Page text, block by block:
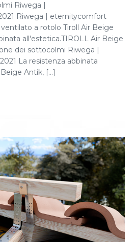
Riwega |
Riwega | eternitycomfort
a rotolo Tiroll Air Beige
all'estetica.TIROLL Air Beige
dei sottocolmi Riwega |
La resistenza abbinata
Antik, [...]